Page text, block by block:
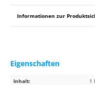
Informationen zur
Eigenschaften
Inhalt:
1